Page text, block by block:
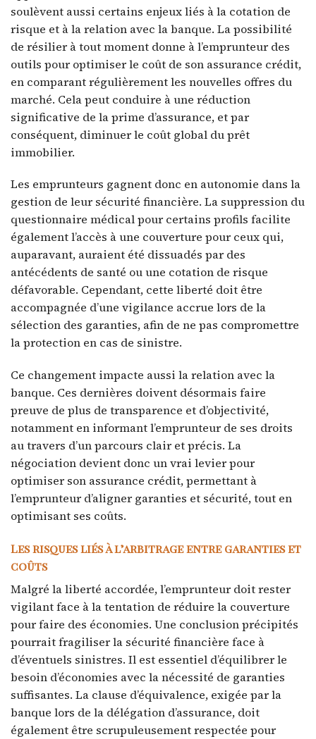
soulèvent aussi certains enjeux liés à la cotation de
risque et à la relation avec la banque. La possibilité
de résilier à tout moment donne à l’emprunteur des
outils pour optimiser le coût de son assurance crédit,
en comparant régulièrement les nouvelles offres du
marché. Cela peut conduire à une réduction
significative de la prime d’assurance, et par
conséquent, diminuer le coût global du prêt
immobilier.
Les emprunteurs gagnent donc en autonomie dans la
gestion de leur sécurité financière. La suppression du
questionnaire médical pour certains profils facilite
également l’accès à une couverture pour ceux qui,
auparavant, auraient été dissuadés par des
antécédents de santé ou une cotation de risque
défavorable. Cependant, cette liberté doit être
accompagnée d’une vigilance accrue lors de la
sélection des garanties, afin de ne pas compromettre
la protection en cas de sinistre.
Ce changement impacte aussi la relation avec la
banque. Ces dernières doivent désormais faire
preuve de plus de transparence et d’objectivité,
notamment en informant l’emprunteur de ses droits
au travers d’un parcours clair et précis. La
négociation devient donc un vrai levier pour
optimiser son assurance crédit, permettant à
l’emprunteur d’aligner garanties et sécurité, tout en
optimisant ses coûts.
Les risques liés à l’arbitrage entre garanties et
coûts
Malgré la liberté accordée, l’emprunteur doit rester
vigilant face à la tentation de réduire la couverture
pour faire des économies. Une conclusion précipités
pourrait fragiliser la sécurité financière face à
d’éventuels sinistres. Il est essentiel d’équilibrer le
besoin d’économies avec la nécessité de garanties
suffisantes. La clause d’équivalence, exigée par la
banque lors de la délégation d’assurance, doit
également être scrupuleusement respectée pour